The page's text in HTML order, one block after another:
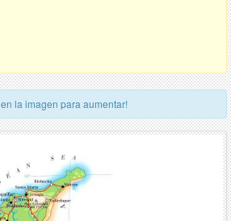
en la imagen para aumentar!